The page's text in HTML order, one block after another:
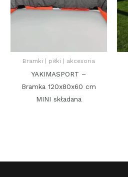
Bramki | piłki | akcesoria
YAKIMASPORT –
Bramka 120x80x60 cm
MINI składana